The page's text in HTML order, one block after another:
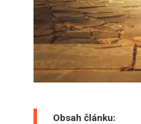
Obsah článku: